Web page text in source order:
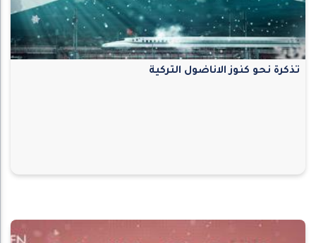
تذكرة نحو كنوز الاناضول التركية